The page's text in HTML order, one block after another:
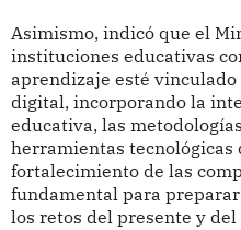
Asimismo, indicó que el
instituciones educativas
aprendizaje esté
digital, incorporando la
educativa, las
herramientas tecnológicas
fortalecimiento de las
fundamental para
los retos del presente y